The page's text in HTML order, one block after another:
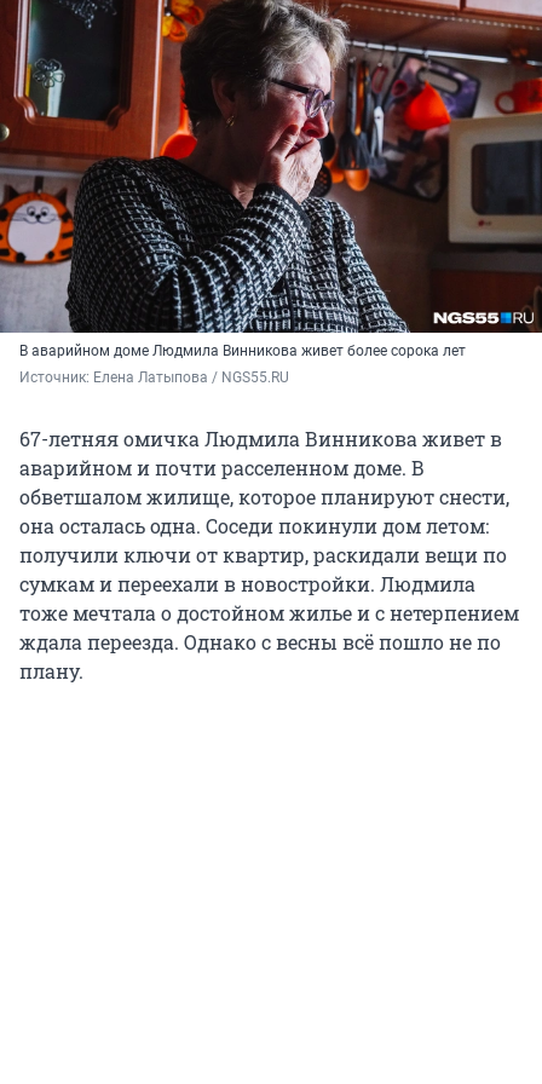
В аварийном доме Людмила Винникова живет более сорока лет
Источник: Елена Латыпова / NGS55.RU
67-летняя омичка Людмила Винникова живет в
аварийном и почти расселенном доме. В
обветшалом жилище, которое планируют снести,
она осталась одна. Соседи покинули дом летом:
получили ключи от квартир, раскидали вещи по
сумкам и переехали в новостройки. Людмила
тоже мечтала о достойном жилье и с нетерпением
ждала переезда. Однако с весны всё пошло не по
плану.